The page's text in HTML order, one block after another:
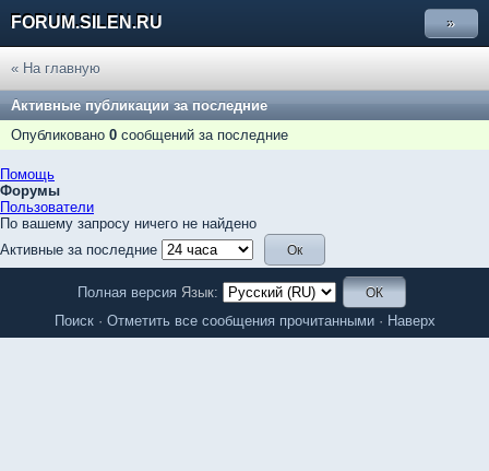
FORUM.SILEN.RU »
« На главную
Активные публикации за последние
Опубликовано 0 сообщений за последние
Помощь
Форумы
Пользователи
По вашему запросу ничего не найдено
Активные за последние
Полная версия Язык:
Поиск· Отметить все сообщения прочитанными· Наверх